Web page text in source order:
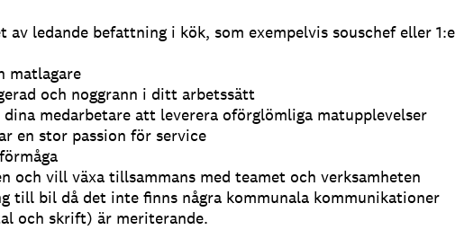
av ledande befattning i kök, som exempelvis souschef eller 1:e
matlagare
och noggrann i ditt arbetssätt
medarbetare att leverera oförglömliga matupplevelser
en stor passion för service
och vill växa tillsammans med teamet och verksamheten
till bil då det inte finns några kommunala kommunikationer
och skrift) är meriterande.